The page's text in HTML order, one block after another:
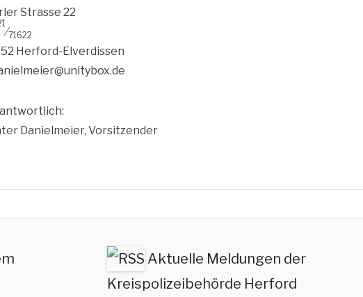
Stras­se 22
⁄71622
Her­ford-Elver­dis­sen
Daniel­mei­er, Vorsitzender
Aktuelle Meldungen der
Kreispolizeibehörde Herford